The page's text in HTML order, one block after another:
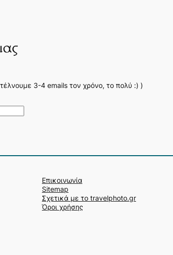
3-4 emails τον χρόνο, το πολύ :) )
Επικοινωνία
Sitemap
Σχετικά με το travelphoto.gr
Όροι χρήσης